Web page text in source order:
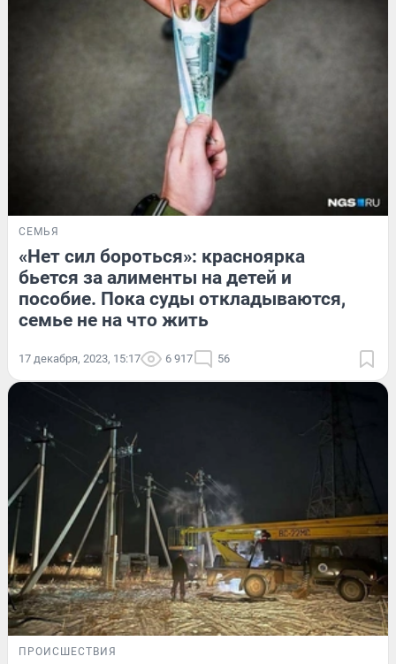
СЕМЬЯ
«Нет сил бороться»: красноярка
бьется за алименты на детей и
пособие. Пока суды откладываются,
семье не на что жить
17 декабря, 2023, 15:17 6 917 56
ПРОИСШЕСТВИЯ